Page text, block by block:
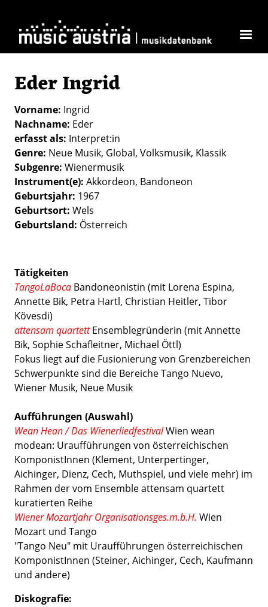
Eder Ingrid
Vorname Ingrid
Nachname Eder
erfasst als Interpret:in
Genre Neue Musik Global Volksmusik Klassik
Subgenre Wienermusik
Instrument(e) Akkordeon Bandoneon
Geburtsjahr 1967
Geburtsort Wels
Geburtsland Österreich
Tätigkeiten
TangoLaBoca Bandoneonistin (mit Lorena Espina,
Annette Bik, Petra Hartl, Christian Heitler, Tibor
Kövesdi)
attensam quartettEnsemblegründerin (mit Annette
Bik, Sophie Schafleitner, Michael Öttl)
Fokus liegt auf die Fusionierung von Grenzbereichen
Schwerpunkte sind die Bereiche Tango Nuevo,
Wiener Musik, Neue Musik
Aufführungen (Auswahl)
Wean Hean / Das WienerliedfestivalWien wean
modean: Uraufführungen von österreichischen
KomponistInnen (Klement, Unterpertinger,
Aichinger, Dienz, Cech, Muthspiel, und viele mehr) im
Rahmen der vom Ensemble attensam quartett
kuratierten Reihe
Wiener Mozartjahr Organisationsges.m.b.H. Wien
Mozart und Tango
"Tango Neu" mit Uraufführungen österreichischen
KomponistInnen (Steiner, Aichinger, Cech, Kaufmann
und andere)
Diskografie: